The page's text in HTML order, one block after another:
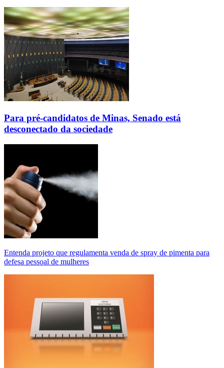
Para pré-candidatos de Minas, Senado está
desconectado da sociedade
Entenda projeto que regulamenta venda de spray de pimenta para
defesa pessoal de mulheres